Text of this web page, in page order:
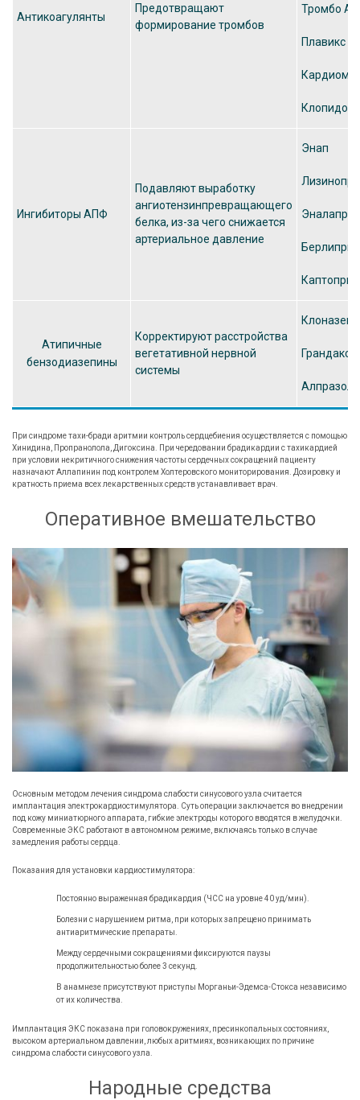
Антикоагулянты
Предотвращают
формирование тромбов
Тромбо
Плавикс
Ингибиторы АПФ
Подавляют выработку
ангиотензинпревращающего
белка, из-за чего снижается
артериальное давление
Энап
Эналаприл
Берлиприл
Каптоприл
Атипичные
бензодиазепины
Корректируют расстройства
вегетативной нервной
системы
При синдроме тахи-бради аритмии контроль сердцебиения осуществляется с помощью
Хинидина, Пропранолола, Дигоксина. При чередовании брадикардии с тахикардией
при условии некритичного снижения частоты сердечных сокращений пациенту
назначают Аллапинин под контролем Холтеровского мониторирования. Дозировку и
кратность приема всех лекарственных средств устанавливает врач.
Оперативное вмешательство
Основным методом лечения синдрома слабости синусового узла считается
имплантация электрокардиостимулятора. Суть операции заключается во внедрении
под кожу миниатюрного аппарата, гибкие электроды которого вводятся в желудочки.
Современные ЭКС работают в автономном режиме, включаясь только в случае
замедления работы сердца.
Показания для установки кардиостимулятора:
Постоянно выраженная брадикардия (ЧСС на уровне 40 уд/мин).
Болезни с нарушением ритма, при которых запрещено принимать
антиаритмические препараты.
Между сердечными сокращениями фиксируются паузы
продолжительностью более 3 секунд.
В анамнезе присутствуют приступы Морганьи-Эдемса-Стокса независимо
от их количества.
Имплантация ЭКС показана при головокружениях, пресинкопальных состояниях,
высоком артериальном давлении, любых аритмиях, возникающих по причине
синдрома слабости синусового узла.
Народные средства